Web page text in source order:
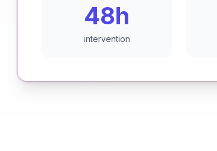
48h
intervention